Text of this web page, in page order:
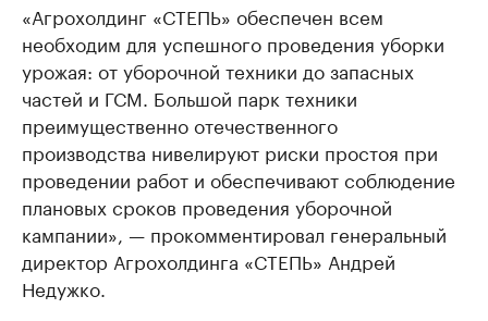
«Агрохолдинг «СТЕПЬ» обеспечен всем
необходим для успешного проведения уборки
урожая: от уборочной техники до запасных
частей и ГСМ. Большой парк техники
преимущественно отечественного
производства нивелируют риски простоя при
проведении работ и обеспечивают соблюдение
плановых сроков проведения уборочной
кампании», — прокомментировал генеральный
директор Агрохолдинга «СТЕПЬ» Андрей
Недужко.